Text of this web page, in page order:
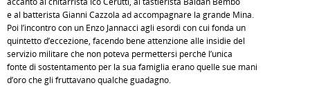
e al batterista Gianni Cazzola ad accompagnare la grande Mina.
Poi l’incontro con un Enzo Jannacci agli esordi con cui fonda un
quintetto d’eccezione, facendo bene attenzione alle insidie del
servizio militare che non poteva permettersi perché l’unica
fonte di sostentamento per la sua famiglia erano quelle sue mani
d’oro che gli fruttavano qualche guadagno.